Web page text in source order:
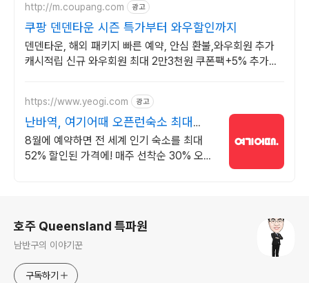
http://m.coupang.com 광고
쿠팡 덴덴타운 시즌 특가부터 와우할인까지
덴덴타운, 해외 패키지 빠른 예약, 안심 환불,와우회원 추가
캐시적립 신규 와우회원 최대 2만3천원 쿠폰팩+5% 추가적
https://www.yeogi.com 광고
난바역, 여기어때 오픈런숙소 최대
81% 할인
8월에 예약하면 전 세계 인기 숙소를 최대
52% 할인된 가격에! 매주 선착순 30% 오픈
호주 Queensland 특파원
남반구의 이야기꾼
구독하기